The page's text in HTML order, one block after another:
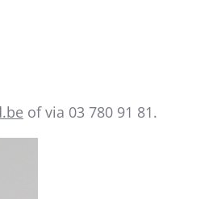
of via 03 780 91 81.